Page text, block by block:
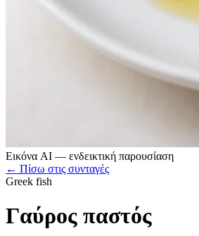
Εικόνα AI — ενδεικτική παρουσίαση
← Πίσω στις συνταγές
Greek fish
Γαύρος παστός